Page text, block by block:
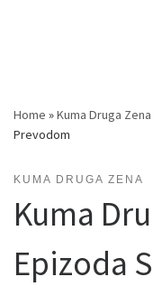
Home »Kuma Druga Zena
Prevodom
KUMA DRUGA ZENA
Kuma
Epizoda